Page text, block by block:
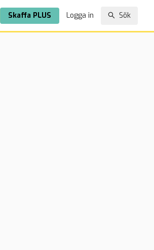
Skaffa PLUS Logga in Sök